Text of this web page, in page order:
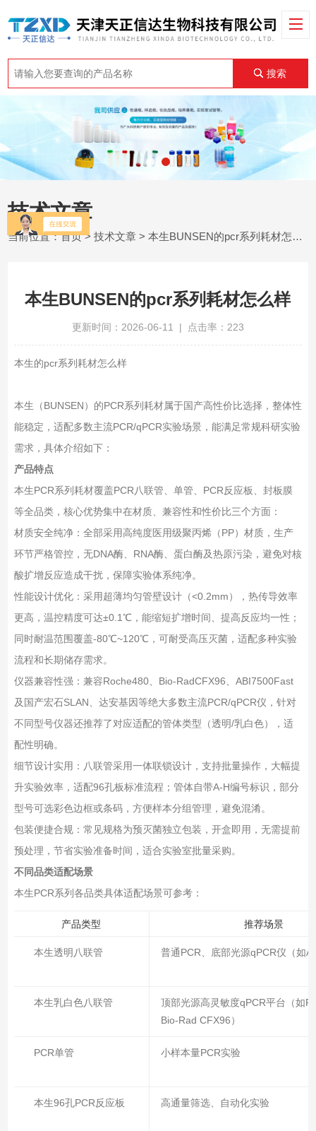
搜索
技术文章
当前位置：首页>技术文章 > 本生BUNSEN的pcr系列耗材怎么样
本生BUNSEN的pcr系列耗材怎么样
更新时间：2026-06-11 | 点击率：223
本生的pcr系列耗材怎么样
本生（BUNSEN）的PCR系列耗材属于‌国产高性价比选择‌，整体性
能稳定，适配多数主流PCR/qPCR实验场景，能满足常规科研实验
需求，具体介绍如下：
产品特点
本生PCR系列耗材覆盖PCR八联管、单管、PCR反应板、封板膜
等全品类，核心优势集中在材质、兼容性和性价比三个方面：
材质安全纯净‌：全部采用高纯度医用级聚丙烯（PP）材质，生产
环节严格管控，无DNA酶、RNA酶、蛋白酶及热原污染，避免对核
酸扩增反应造成干扰，保障实验体系纯净。
性能设计优化‌：采用超薄均匀管壁设计（<0.2mm），热传导效率
更高，温控精度可达±0.1℃，能缩短扩增时间、提高反应均一性；
同时耐温范围覆盖-80℃~120℃，可耐受高压灭菌，适配多种实验
流程和长期储存需求。
仪器兼容性强‌：兼容Roche480、Bio-RadCFX96、ABI7500Fast
及国产宏石SLAN、达安基因等绝大多数主流PCR/qPCR仪，针对
不同型号仪器还推荐了对应适配的管体类型（透明/乳白色），适
配性明确。
细节设计实用‌：八联管采用一体联锁设计，支持批量操作，大幅提
升实验效率，适配96孔板标准流程；管体自带A-H编号标识，部分
型号可选彩色边框或条码，方便样本分组管理，避免混淆。
包装便捷合规‌：常见规格为预灭菌独立包装，开盒即用，无需提前
预处理，节省实验准备时间，适合实验室批量采购。
不同品类适配场景
本生PCR系列各品类具体适配场景可参考：
产品类型 推荐场景
本生透明八联管 普通PCR、底部光源qPCR仪（如
本生乳白色八联管
顶部光源高灵敏度qPCR平台（如
Bio-Rad CFX96）
PCR单管 小样本量PCR实验
本生96孔PCR反应板 高通量筛选、自动化实验